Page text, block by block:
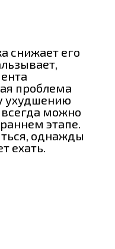
снижает его
проблема
ухудшению
можно
этапе.
однажды
ехать.